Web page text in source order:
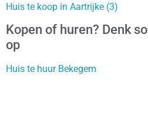
Huis te koop in Aartrijke (3)
Kopen of huren? Denk
op
Huis te huur Bekegem